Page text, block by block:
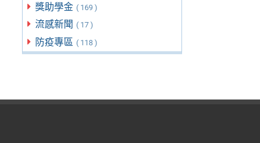
獎助學金 ( 169 )
流感新聞 ( 17 )
防疫專區 ( 118 )